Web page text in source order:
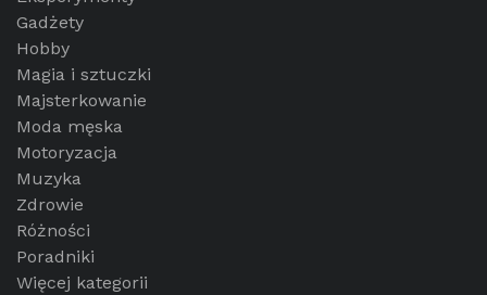
Gadżety
Hobby
Magia i sztuczki
Majsterkowanie
Moda męska
Motoryzacja
Muzyka
Zdrowie
Różności
Poradniki
Więcej kategorii